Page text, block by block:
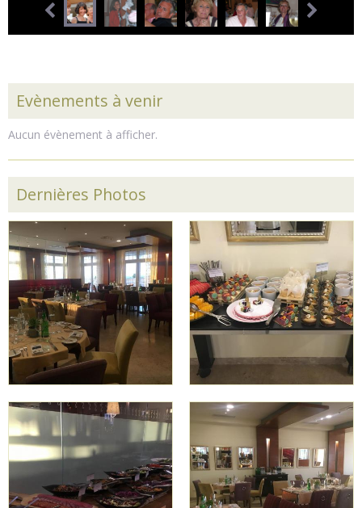
Evènements à venir
Aucun évènement à afficher.
Dernières Photos